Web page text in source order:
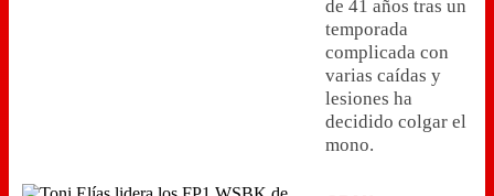
de 41 años tras un
temporada
complicada con
varias caídas y
lesiones ha
decidido colgar el
mono.